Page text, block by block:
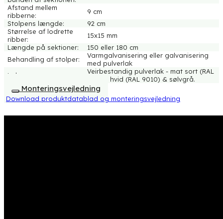
Afstand mellem
ribberne:
9 cm
Stolpens længde:
92 cm
Størrelse af lodrette
ribber:
15x15 mm
Længde på sektioner:
150 eller 180 cm
Behandling af stolper:
Varmgalvanisering eller galvanisering
med pulverlak
Lak:
Vejrbestandig pulverlak - mat sort (RAL
9005), hvid (RAL 9010) & sølvgrå.
Monteringsvejledning
Download produktdatablad og monteringsvejledning